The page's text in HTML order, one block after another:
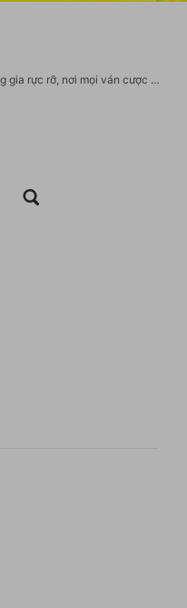
79King – thiên đường giải trí nơi đam mê bùng nổ và may mắn lên ngôi! Chỉ cần một cú chạm, bạn sẽ bước vào thế giới hoàng gia rực rỡ, nơi mọi ván cược đều có thể biến bạn thành “vị vua” thực thụ! Website chính thức: https://79king.games/ Email: 79kinggames@gmail.com Hotline: 0843995057 Địa chỉ: 261/15 Đình Phong Phú, Tăng Nhơn Phú B, Thủ Đức, Thành phố Hồ Chí Minh, Việt Nam #79king #79kinggames #linkvao79king #trang_chu_79king #79king_dang_ky https://experienceleaguecommunities.adobe.com/t5/user/viewprofilepage/user-id/18147912 https://substance3d.adobe.com/community-assets/profile/org.adobe.user:601921FB6921B59E0A495E39@AdobeID https://be.5ch.net/user/783947517 https://www.nicovideo.jp/user/142354634 https://www.ozbargain.com.au/user/589919 https://qna.habr.com/user/79kinggamess https://www.myget.org/users/79kinggames https://dtf.ru/id3196368 https://www.furaffinity.net/user/79kinggamess